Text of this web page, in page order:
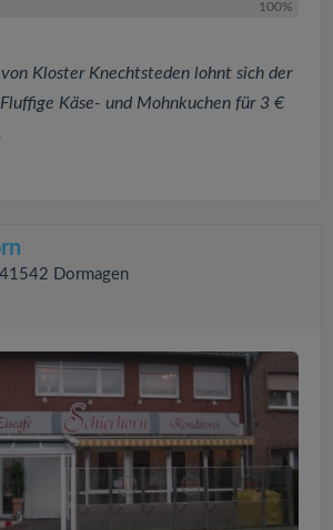
100%
Kloster Knechtsteden lohnt sich der
Käse- und Mohnkuchen für 3 €
Dormagen